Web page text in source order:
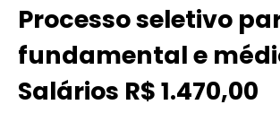
Processo seletivo
fundamental e
Salários R$ 1.470,00